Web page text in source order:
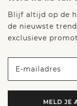
Blijf altijd op de
de nieuwste
exclusieve
E-mailadres
MELD JE